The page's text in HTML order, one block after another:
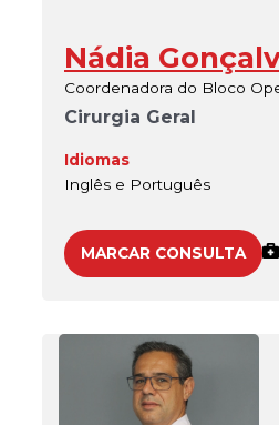
Nádia
Coordenadora do Bloco
Cirurgia Geral
Idiomas
Inglês e Português
MARCAR CONSULTA